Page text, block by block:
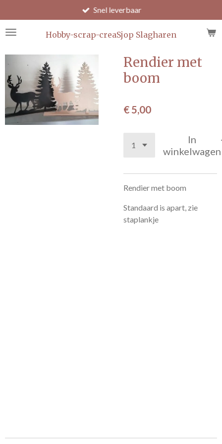
direct
naar
Hobby-scrap-creaSjop Slagharen
Snel leverbaar
Rendier met
boom
€ 5,00
In
winkelwagen
Rendier met boom
Standaard is apart, zie
staplankje